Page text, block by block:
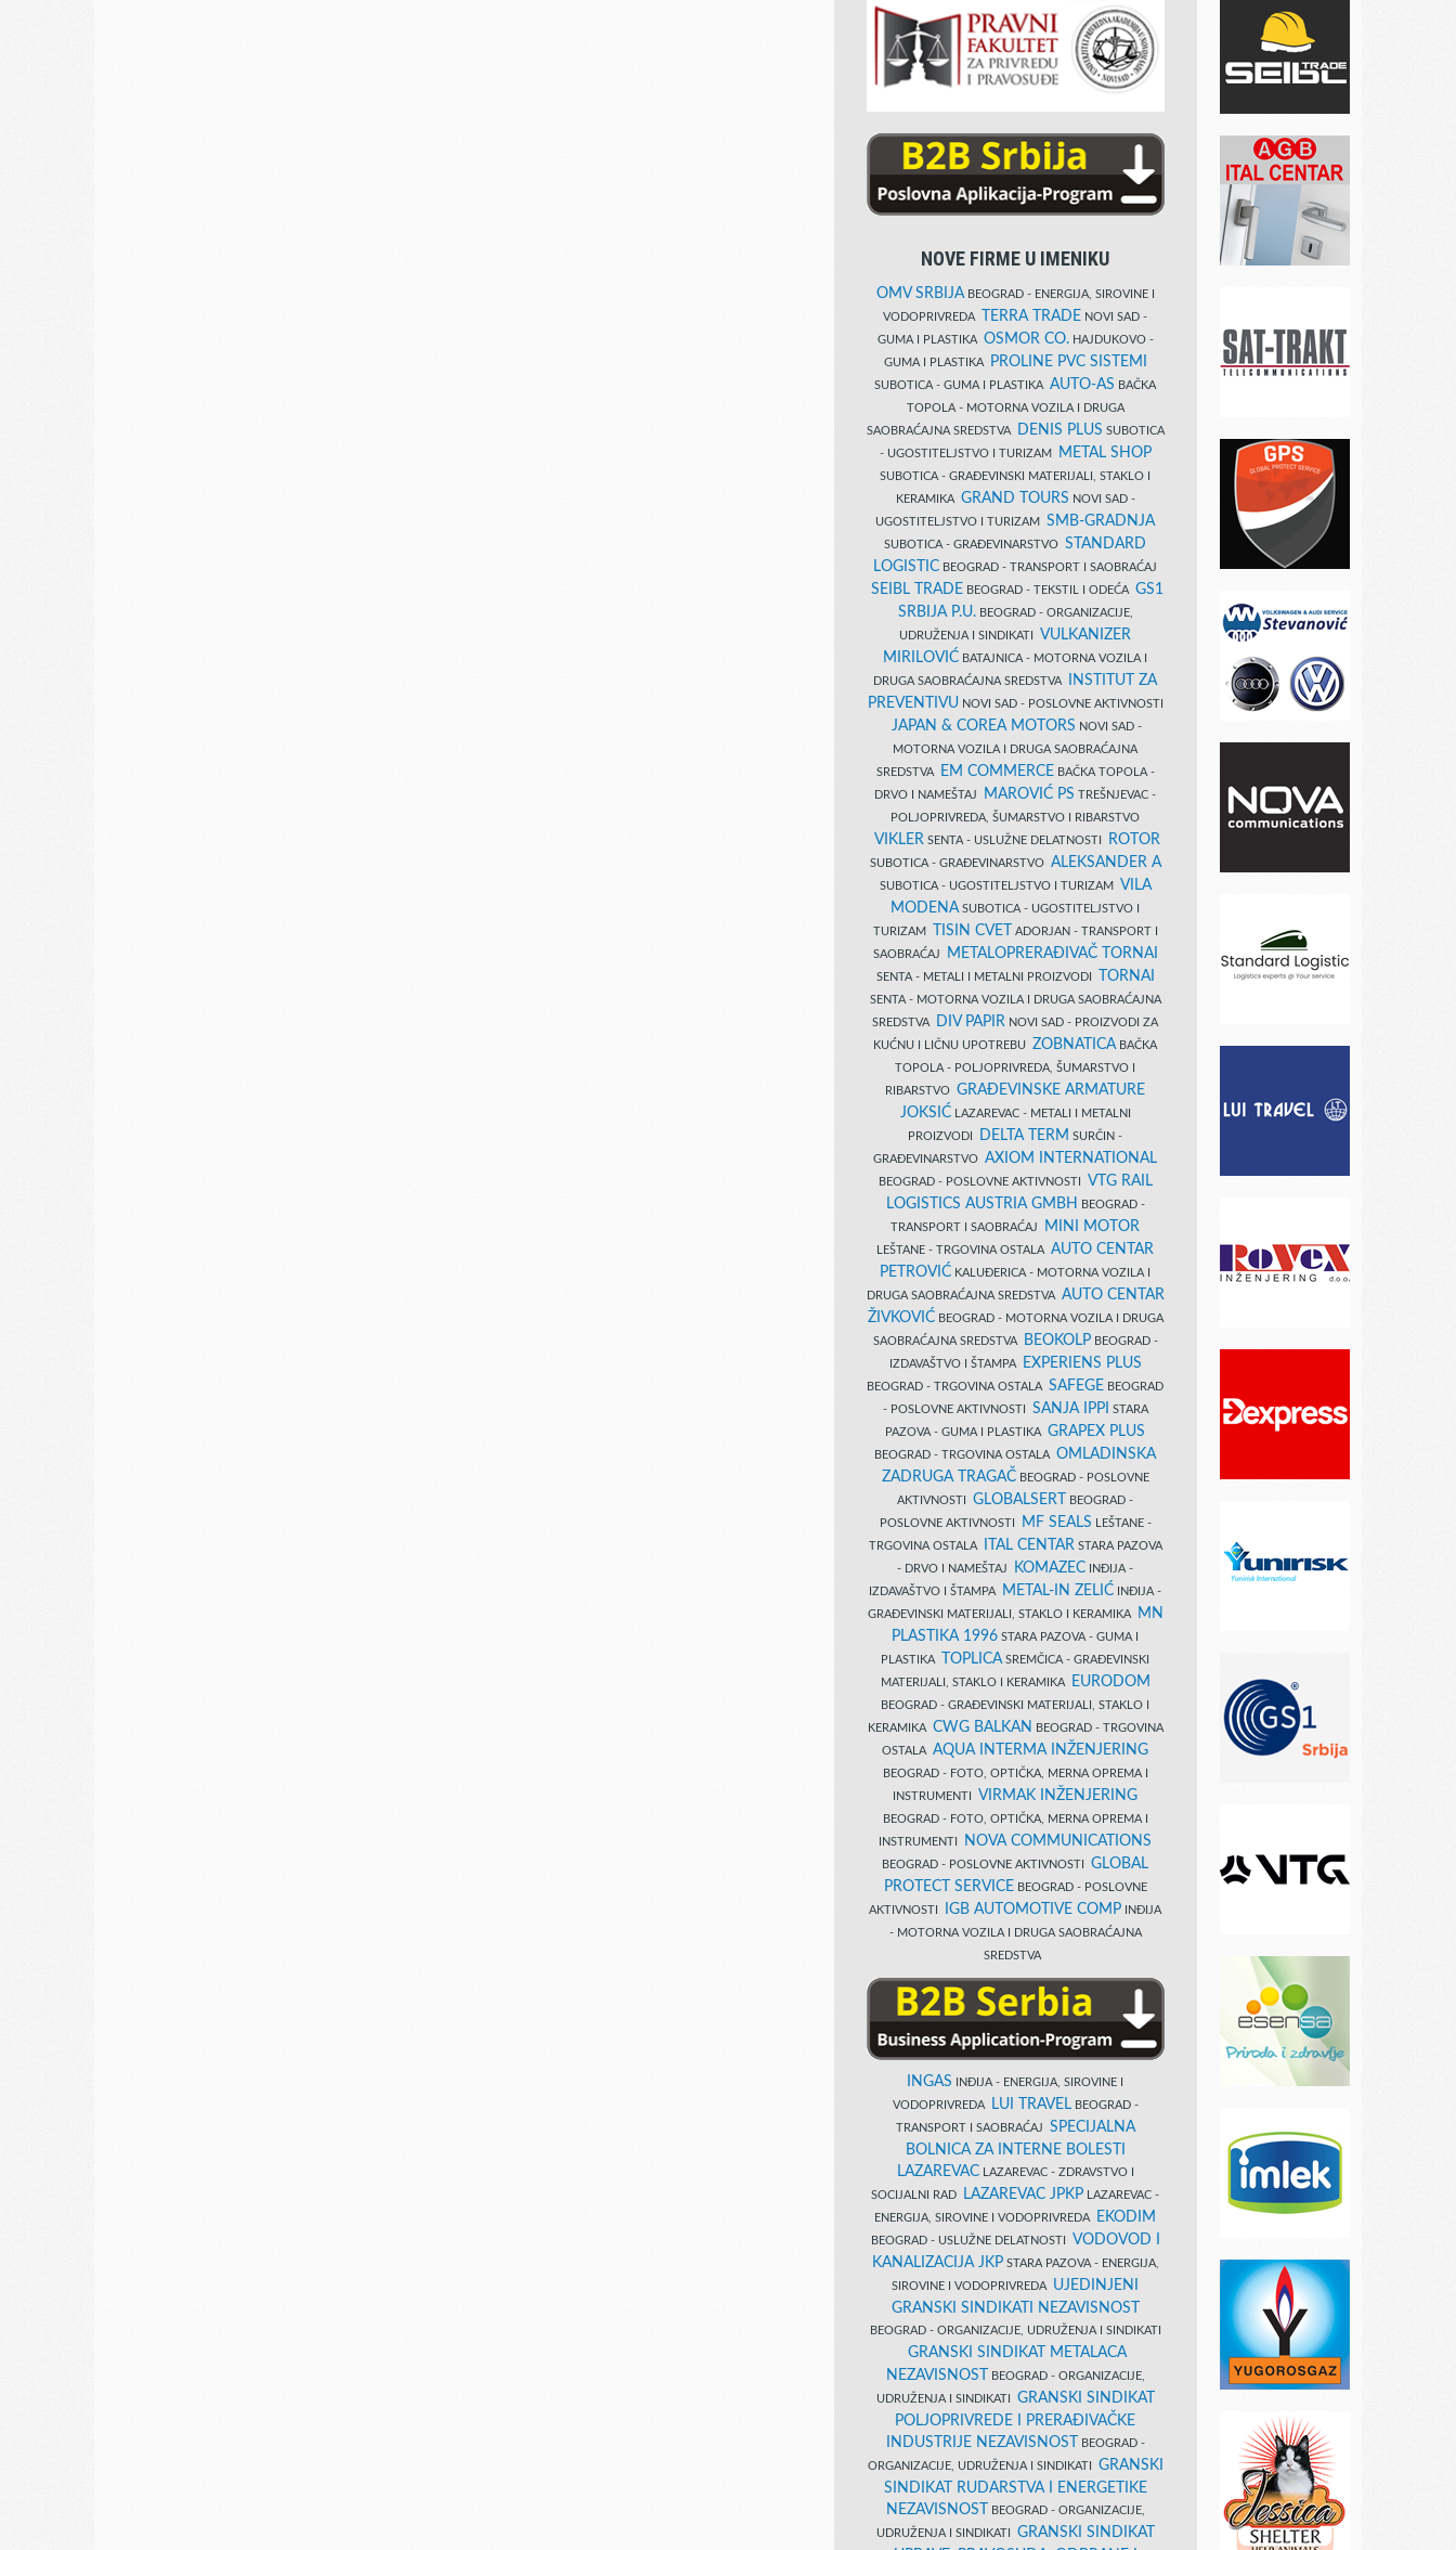
NOVE FIRME U IMENIKU
OMV SRBIJABEOGRAD - ENERGIJA, SIROVINE I
VODOPRIVREDA
TERRA TRADE NOVI SAD -
GUMA I PLASTIKA OSMOR CO.HAJDUKOVO -
GUMA I PLASTIKA
PROLINE PVC SISTEMI
SUBOTICA - GUMA I PLASTIKA AUTO-AS BAČKA
TOPOLA - MOTORNA VOZILA I DRUGA
SAOBRAĆAJNA SREDSTVA
DENIS PLUS SUBOTICA
- UGOSTITELJSTVO I TURIZAM
METAL SHOP
SUBOTICA - GRAĐEVINSKI MATERIJALI, STAKLO I
KERAMIKA GRAND TOURS NOVI SAD -
UGOSTITELJSTVO I TURIZAM SMB-GRADNJA
SUBOTICA - GRAĐEVINARSTVO STANDARD
LOGISTIC BEOGRAD - TRANSPORT I SAOBRAĆAJ
SEIBL TRADE BEOGRAD - TEKSTIL I ODEĆA GS1
SRBIJA P.U.BEOGRAD - ORGANIZACIJE,
UDRUŽENJA I SINDIKATI VULKANIZER
MIRILOVIĆ BATAJNICA - MOTORNA VOZILA I
DRUGA SAOBRAĆAJNA SREDSTVA
INSTITUT ZA
PREVENTIVUNOVI SAD - POSLOVNE AKTIVNOSTI
JAPAN & COREA MOTORS NOVI SAD -
MOTORNA VOZILA I DRUGA SAOBRAĆAJNA
SREDSTVA
EM COMMERCE BAČKA TOPOLA -
DRVO I NAMEŠTAJ
MAROVIĆ PS TREŠNJEVAC -
POLJOPRIVREDA, ŠUMARSTVO I RIBARSTVO
VIKLER SENTA - USLUŽNE DELATNOSTI ROTOR
SUBOTICA - GRAĐEVINARSTVO ALEKSANDER A
SUBOTICA - UGOSTITELJSTVO I TURIZAM VILA
MODENA SUBOTICA - UGOSTITELJSTVO I
TURIZAM
TISIN CVET
ADORJAN - TRANSPORT I
SAOBRAĆAJ
METALOPRERAĐIVAČ TORNAI
SENTA - METALI I METALNI PROIZVODI TORNAI
SENTA - MOTORNA VOZILA I DRUGA SAOBRAĆAJNA
SREDSTVA
DIV PAPIR NOVI SAD - PROIZVODI ZA
KUĆNU I LIČNU UPOTREBU ZOBNATICA BAČKA
TOPOLA - POLJOPRIVREDA, ŠUMARSTVO I
RIBARSTVO GRAĐEVINSKE ARMATURE
JOKSIĆLAZAREVAC - METALI I METALNI
PROIZVODI
DELTA TERM SURČIN -
GRAĐEVINARSTVO AXIOM INTERNATIONAL
BEOGRAD - POSLOVNE AKTIVNOSTI VTG RAIL
LOGISTICS AUSTRIA GMBH
BEOGRAD -
TRANSPORT I SAOBRAĆAJ
MINI MOTOR
LEŠTANE - TRGOVINA OSTALA AUTO CENTAR
PETROVIĆ KALUĐERICA - MOTORNA VOZILA I
DRUGA SAOBRAĆAJNA SREDSTVA AUTO CENTAR
ŽIVKOVIĆBEOGRAD - MOTORNA VOZILA I DRUGA
SAOBRAĆAJNA SREDSTVA
BEOKOLPBEOGRAD -
IZDAVAŠTVO I ŠTAMPA
EXPERIENS PLUS
BEOGRAD - TRGOVINA OSTALA SAFEGE BEOGRAD
- POSLOVNE AKTIVNOSTI SANJA IPPI
STARA
PAZOVA - GUMA I PLASTIKA GRAPEX PLUS
BEOGRAD - TRGOVINA OSTALA OMLADINSKA
ZADRUGA TRAGAČBEOGRAD - POSLOVNE
AKTIVNOSTI GLOBALSERT
BEOGRAD -
POSLOVNE AKTIVNOSTI
MF SEALS LEŠTANE -
TRGOVINA OSTALA
ITAL CENTAR STARA PAZOVA
- DRVO I NAMEŠTAJ
KOMAZEC INĐIJA -
IZDAVAŠTVO I ŠTAMPA
METAL-IN ZELIĆ INĐIJA -
GRAĐEVINSKI MATERIJALI, STAKLO I KERAMIKA
MN
PLASTIKA 1996 STARA PAZOVA - GUMA I
PLASTIKA
TOPLICA SREMČICA - GRAĐEVINSKI
MATERIJALI, STAKLO I KERAMIKA
EURODOM
BEOGRAD - GRAĐEVINSKI MATERIJALI, STAKLO I
KERAMIKA CWG BALKAN
BEOGRAD - TRGOVINA
OSTALA AQUA INTERMA INŽENJERING
BEOGRAD - FOTO, OPTIČKA, MERNA OPREMA I
INSTRUMENTI VIRMAK INŽENJERING
BEOGRAD - FOTO, OPTIČKA, MERNA OPREMA I
INSTRUMENTI
NOVA COMMUNICATIONS
BEOGRAD - POSLOVNE AKTIVNOSTI GLOBAL
PROTECT SERVICE BEOGRAD - POSLOVNE
AKTIVNOSTI
IGB AUTOMOTIVE COMP INĐIJA
- MOTORNA VOZILA I DRUGA SAOBRAĆAJNA
SREDSTVA
INGAS INĐIJA - ENERGIJA, SIROVINE I
VODOPRIVREDA
LUI TRAVELBEOGRAD -
TRANSPORT I SAOBRAĆAJ SPECIJALNA
BOLNICA ZA INTERNE BOLESTI
LAZAREVACLAZAREVAC - ZDRAVSTVO I
SOCIJALNI RAD
LAZAREVAC JPKP LAZAREVAC -
ENERGIJA, SIROVINE I VODOPRIVREDA
EKODIM
BEOGRAD - USLUŽNE DELATNOSTI VODOVOD I
KANALIZACIJA JKPSTARA PAZOVA - ENERGIJA,
SIROVINE I VODOPRIVREDA UJEDINJENI
GRANSKI SINDIKATI NEZAVISNOST
BEOGRAD - ORGANIZACIJE, UDRUŽENJA I SINDIKATI
GRANSKI SINDIKAT METALACA
NEZAVISNOST
BEOGRAD - ORGANIZACIJE,
UDRUŽENJA I SINDIKATI GRANSKI SINDIKAT
POLJOPRIVREDE I PRERAĐIVAČKE
INDUSTRIJE NEZAVISNOST
BEOGRAD -
ORGANIZACIJE, UDRUŽENJA I SINDIKATI GRANSKI
SINDIKAT RUDARSTVA I ENERGETIKE
NEZAVISNOST
BEOGRAD - ORGANIZACIJE,
UDRUŽENJA I SINDIKATI GRANSKI SINDIKAT